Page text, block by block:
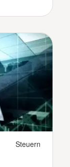
Steuern